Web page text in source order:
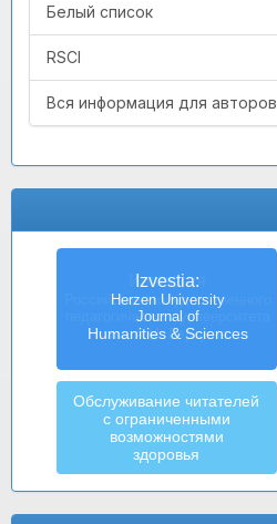
Белый список
RSCI
Вся информация для авторов
Izvestia:
Herzen University
Journal of
Humanities & Sciences
Обслуживание читателей
с ограниченными
возможностями
здоровья